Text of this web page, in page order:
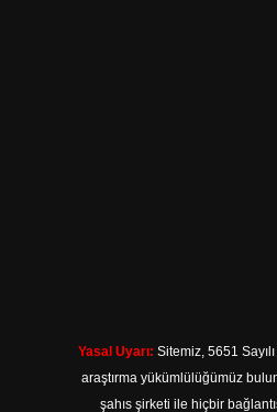
Yasal Uyarı: Sitemiz, 5651
araştırma yükümlülüğümüz
şahıs şirketi ile hiçbir